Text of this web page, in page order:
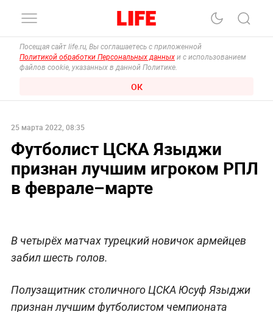
Посещая сайт life.ru, Вы соглашаетесь с приложенной
Политикой обработки Персональных данных и с использованием
файлов cookie, указанных в данной Политике.
ОК
25 марта 2022, 08:35
Футболист ЦСКА Языджи
признан лучшим игроком РПЛ
в феврале–марте
В четырёх матчах турецкий новичок армейцев
забил шесть голов.
Полузащитник столичного ЦСКА Юсуф Языджи
признан лучшим футболистом чемпионата